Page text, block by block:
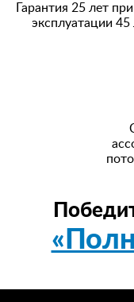
Гарантия 25 лет
эксплуатации 45